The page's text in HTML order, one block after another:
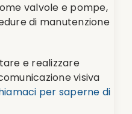
valvole e pompe,
di manutenzione
e realizzare
visiva
per saperne di